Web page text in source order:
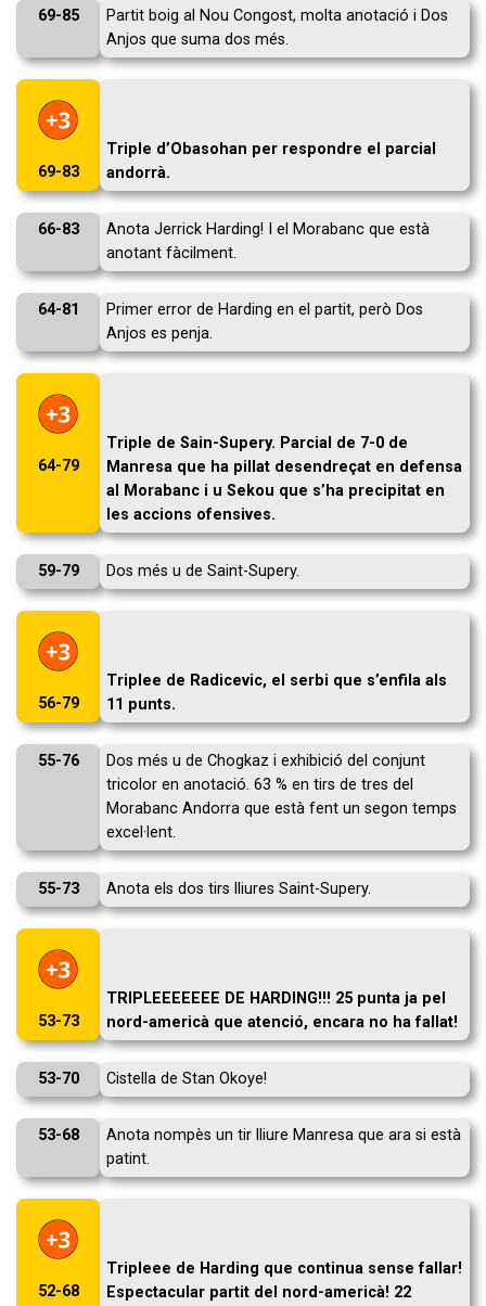
69-85
Partit boig al Nou Congost, molta anotació i Dos
Anjos que suma dos més.
69-83
Triple d’Obasohan per respondre el parcial
andorrà.
66-83
Anota Jerrick Harding! I el Morabanc que està
anotant fàcilment.
64-81
Primer error de Harding en el partit, però Dos
Anjos es penja.
64-79
Triple de Sain-Supery. Parcial de 7-0 de
Manresa que ha pillat desendreçat en defensa
al Morabanc i u Sekou que s’ha precipitat en
les accions ofensives.
59-79 Dos més u de Saint-Supery.
56-79
Triplee de Radicevic, el serbi que s’enfila als
11 punts.
55-76
Dos més u de Chogkaz i exhibició del conjunt
tricolor en anotació. 63 % en tirs de tres del
Morabanc Andorra que està fent un segon temps
excel·lent.
55-73 Anota els dos tirs lliures Saint-Supery.
53-73
TRIPLEEEEEEE DE HARDING!!! 25 punta ja pel
nord-americà que atenció, encara no ha fallat!
53-70 Cistella de Stan Okoye!
53-68
Anota nompès un tir lliure Manresa que ara si està
patint.
52-68
Tripleee de Harding que continua sense fallar!
Espectacular partit del nord-americà! 22